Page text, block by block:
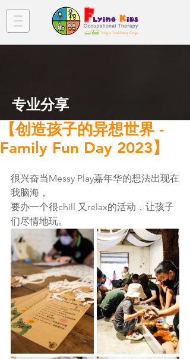
​专业分享
【创造孩子的异想世界 -
Family Fun Day 2023】
很兴奋当Messy Play嘉年华的想法出现在
我脑海，
要办一个很chill 又relax的活动，让孩子
们尽情地玩。